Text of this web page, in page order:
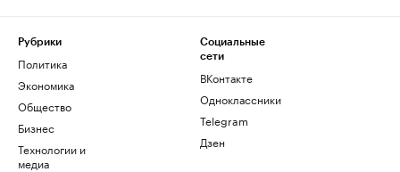
Рубрики
Политика
Экономика
Общество
Бизнес
Технологии и
медиа
Социальные
сети
ВКонтакте
Одноклассники
Telegram
Дзен